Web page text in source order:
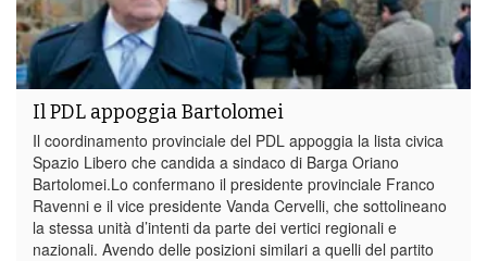
Il PDL appoggia Bartolomei
Il coordinamento provinciale del PDL appoggia la lista civica
Spazio Libero che candida a sindaco di Barga Oriano
Bartolomei.Lo confermano il presidente provinciale Franco
Ravenni e il vice presidente Vanda Cervelli, che sottolineano
la stessa unità d’intenti da parte dei vertici regionali e
nazionali. Avendo delle posizioni similari a quelli del partito